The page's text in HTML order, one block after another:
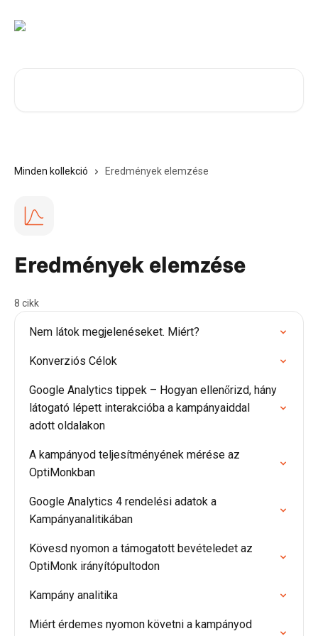
Minden kollekció Eredmények elemzése
Eredmények elemzése
8 cikk
Nem látok megjelenéseket. Miért?
Konverziós Célok
Google Analytics tippek – Hogyan ellenőrizd, hány
látogató lépett interakcióba a kampányaiddal
adott oldalakon
A kampányod teljesítményének mérése az
OptiMonkban
Google Analytics 4 rendelési adatok a
Kampányanalitikában
Kövesd nyomon a támogatott bevételedet az
OptiMonk irányítópultodon
Kampány analitika
Miért érdemes nyomon követni a kampányod